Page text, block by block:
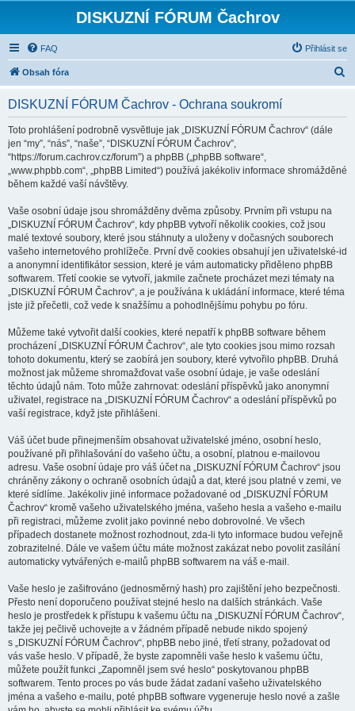
DISKUZNÍ FÓRUM Čachrov
FAQ Přihlásit se
Obsah fóra
DISKUZNÍ FÓRUM Čachrov - Ochrana soukromí
Toto prohlášení podrobně vysvětluje jak „DISKUZNÍ FÓRUM Čachrov“ (dále
jen “my”, “nás”, “naše”, “DISKUZNÍ FÓRUM Čachrov”,
“https://forum.cachrov.cz/forum”) a phpBB („phpBB software“,
„www.phpbb.com“, „phpBB Limited“) používá jakékoliv informace shromážděné
během každé vaší návštěvy.
Vaše osobní údaje jsou shromážděny dvěma způsoby. Prvním při vstupu na
„DISKUZNÍ FÓRUM Čachrov“, kdy phpBB vytvoří několik cookies, což jsou
malé textové soubory, které jsou stáhnuty a uloženy v dočasných souborech
vašeho internetového prohlížeče. První dvě cookies obsahují jen uživatelské-id
a anonymní identifikátor session, které je vám automaticky přiděleno phpBB
softwarem. Třetí cookie se vytvoří, jakmile začnete procházet mezi tématy na
„DISKUZNÍ FÓRUM Čachrov“, a je používána k ukládání informace, které téma
jste již přečetli, což vede k snažšímu a pohodlnějšímu pohybu po fóru.
Můžeme také vytvořit další cookies, které nepatří k phpBB software během
procházení „DISKUZNÍ FÓRUM Čachrov“, ale tyto cookies jsou mimo rozsah
tohoto dokumentu, který se zaobírá jen soubory, které vytvořilo phpBB. Druhá
možnost jak můžeme shromažďovat vaše osobní údaje, je vaše odeslání
těchto údajů nám. Toto může zahrnovat: odeslání příspěvků jako anonymní
uživatel, registrace na „DISKUZNÍ FÓRUM Čachrov“ a odeslání příspěvků po
vaší registrace, když jste přihlášeni.
Váš účet bude přinejmenším obsahovat uživatelské jméno, osobní heslo,
používané při přihlašování do vašeho účtu, a osobní, platnou e-mailovou
adresu. Vaše osobní údaje pro váš účet na „DISKUZNÍ FÓRUM Čachrov“ jsou
chráněny zákony o ochraně osobních údajů a dat, které jsou platné v zemi, ve
které sídlíme. Jakékoliv jiné informace požadované od „DISKUZNÍ FÓRUM
Čachrov“ kromě vašeho uživatelského jména, vašeho hesla a vašeho e-mailu
při registraci, můžeme zvolit jako povinné nebo dobrovolné. Ve všech
případech dostanete možnost rozhodnout, zda-li tyto informace budou veřejně
zobrazitelné. Dále ve vašem účtu máte možnost zakázat nebo povolit zasílání
automaticky vytvářených e-mailů phpBB softwarem na váš e-mail.
Vaše heslo je zašifrováno (jednosměrný hash) pro zajištění jeho bezpečnosti.
Přesto není doporučeno používat stejné heslo na dalších stránkách. Vaše
heslo je prostředek k přístupu k vašemu účtu na „DISKUZNÍ FÓRUM Čachrov“,
takže jej pečlivě uchovejte a v žádném případě nebude nikdo spojený
s „DISKUZNÍ FÓRUM Čachrov“, phpBB nebo jiné, třetí strany, požadovat od
vás vaše heslo. V případě, že byste zapomněli vaše heslo k vašemu účtu,
můžete použít funkci „Zapomněl jsem své heslo“ poskytovanou phpBB
softwarem. Tento proces po vás bude žádat zadaní vašeho uživatelského
jména a vašeho e-mailu, poté phpBB software vygeneruje heslo nové a zašle